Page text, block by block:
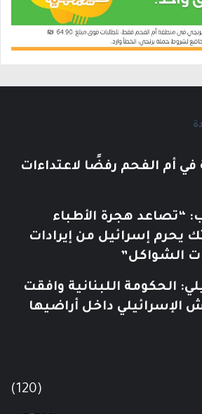
أم الفحم رفضًا لاعتداءات
“تصاعد هجرة الأطباء
يحرم إسرائيل من إيرادات
الشواكل”
الحكومة اللبنانية وافقت
الإسرائيلي داخل أراضيها
(120)